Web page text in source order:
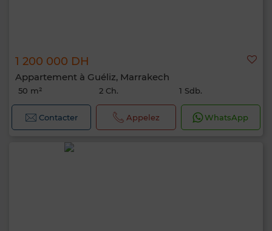
1 200 000 DH
Appartement à Guéliz, Marrakech
50 m² 2 Ch. 1 Sdb.
Contacter Appelez WhatsApp